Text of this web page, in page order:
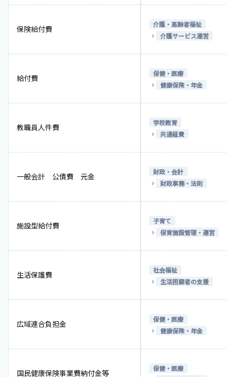
保険給付費
介護・高齢者福祉
介護サービス運営
給付費
保健・医療
健康保険・年金
教職員人件費
学校教育
共通経費
一般会計 公債費 元金
財政・会計
財政事務・法則
施設型給付費
子育て
保育施設管理・運営
生活保護費
社会福祉
生活困窮者の支援
広域連合負担金
保健・医療
健康保険・年金
国民健康保険事業費納付金等
保健・医療